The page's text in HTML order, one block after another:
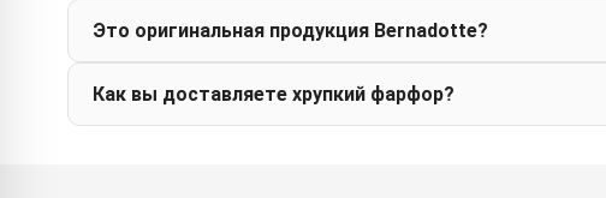
Это оригинальная продукция Bernadotte?
Как вы доставляете хрупкий фарфор?